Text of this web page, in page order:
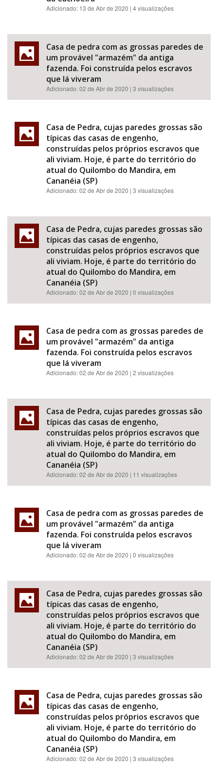
Adicionado: 13 de Abr de 2020 | 4 visualizações
Casa de pedra com as grossas paredes de
um provável "armazém" da antiga
fazenda. Foi construída pelos escravos
que lá viveram
Adicionado:02 de Abr de 2020 | 3 visualizações
Casa de Pedra, cujas paredes grossas são
típicas das casas de engenho,
construídas pelos próprios escravos que
ali viviam. Hoje, é parte do território do
atual do Quilombo do Mandira, em
Cananéia (SP)
Adicionado:02 de Abr de 2020 | 3 visualizações
Casa de Pedra, cujas paredes grossas são
típicas das casas de engenho,
construídas pelos próprios escravos que
ali viviam. Hoje, é parte do território do
atual do Quilombo do Mandira, em
Cananéia (SP)
Adicionado:02 de Abr de 2020 | 0 visualizações
Casa de pedra com as grossas paredes de
um provável "armazém" da antiga
fazenda. Foi construída pelos escravos
que lá viveram
Adicionado:02 de Abr de 2020 | 2 visualizações
Casa de Pedra, cujas paredes grossas são
típicas das casas de engenho,
construídas pelos próprios escravos que
ali viviam. Hoje, é parte do território do
atual do Quilombo do Mandira, em
Cananéia (SP)
Adicionado:02 de Abr de 2020 | 11 visualizações
Casa de pedra com as grossas paredes de
um provável "armazém" da antiga
fazenda. Foi construída pelos escravos
que lá viveram
Adicionado:02 de Abr de 2020 | 0 visualizações
Casa de Pedra, cujas paredes grossas são
típicas das casas de engenho,
construídas pelos próprios escravos que
ali viviam. Hoje, é parte do território do
atual do Quilombo do Mandira, em
Cananéia (SP)
Adicionado:02 de Abr de 2020 | 3 visualizações
Casa de Pedra, cujas paredes grossas são
típicas das casas de engenho,
construídas pelos próprios escravos que
ali viviam. Hoje, é parte do território do
atual do Quilombo do Mandira, em
Cananéia (SP)
Adicionado:02 de Abr de 2020 | 3 visualizações